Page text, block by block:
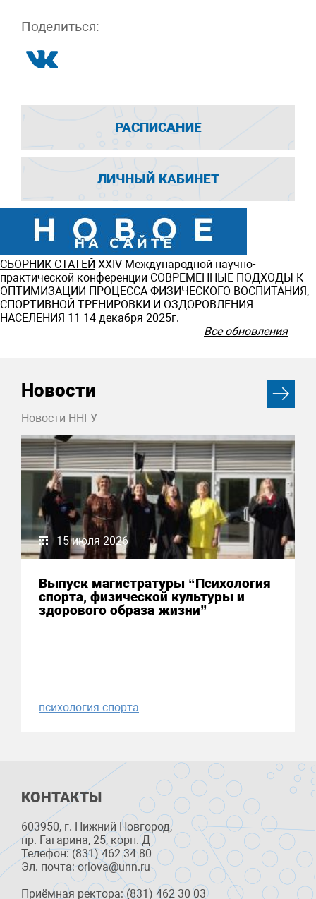
Поделиться:
РАСПИСАНИЕ
ЛИЧНЫЙ КАБИНЕТ
СБОРНИК СТАТЕЙ ХXIV Международной научно-
практической конференции СОВРЕМЕННЫЕ ПОДХОДЫ К
ОПТИМИЗАЦИИ ПРОЦЕССА ФИЗИЧЕСКОГО ВОСПИТАНИЯ,
СПОРТИВНОЙ ТРЕНИРОВКИ И ОЗДОРОВЛЕНИЯ
НАСЕЛЕНИЯ 11-14 декабря 2025г.
Все обновления
Новости
Новости ННГУ
15 июля 2026
Выпуск магистратуры “Психология
спорта, физической культуры и
здорового образа жизни”
психология спорта
КОНТАКТЫ
603950, г. Нижний Новгород,
пр. Гагарина, 25, корп. Д
Телефон: (831) 462 34 80
Эл. почта: orlova@unn.ru
Приёмная ректора: (831) 462 30 03